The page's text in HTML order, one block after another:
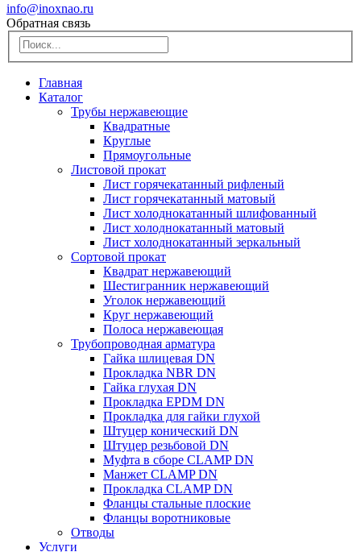
info@inoxnao.ru
Обратная связь
Главная
Каталог
Трубы нержавеющие
Квадратные
Круглые
Прямоугольные
Листовой прокат
Лист горячекатанный рифленый
Лист горячекатанный матовый
Лист холоднокатанный шлифованный
Лист холоднокатанный матовый
Лист холоднокатанный зеркальный
Сортовой прокат
Квадрат нержавеющий
Шестигранник нержавеющий
Уголок нержавеющий
Круг нержавеющий
Полоса нержавеющая
Трубопроводная арматура
Гайка шлицевая DN
Прокладка NBR DN
Гайка глухая DN
Прокладка EPDM DN
Прокладка для гайки глухой
Штуцер конический DN
Штуцер резьбовой DN
Муфта в сборе CLAMP DN
Манжет CLAMP DN
Прокладка CLAMP DN
Фланцы стальные плоские
Фланцы воротниковые
Отводы
Услуги